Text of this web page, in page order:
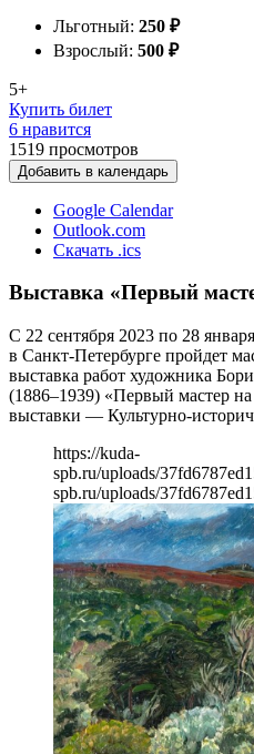
Льготный: 250 ₽
Взрослый: 500 ₽
5+
Купить билет
6 нравится
1519 просмотров
Добавить в календарь
Google Calendar
Outlook.com
Скачать .ics
Выставка «Первый
С 22 сентября 2023 по 28
в Санкт-Петербурге пройдет
выставка работ художника
(1886–1939) «Первый мастер на
выставки — Культурно-
https://kuda-
spb.ru/uploads/
spb.ru/uploads/